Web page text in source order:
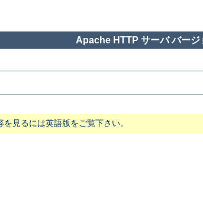
Apache HTTP サーバ バージ
見るには英語版をご覧下さい。